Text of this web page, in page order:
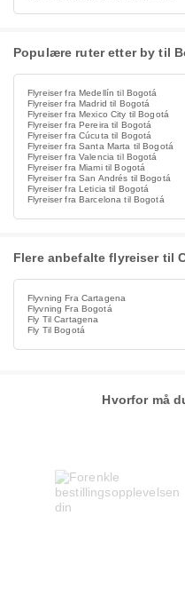
Populære ruter etter by til
Flyreiser fra Medellín til Bogotá
Flyreiser fra Madrid til Bogotá
Flyreiser fra Mexico City til Bogotá
Flyreiser fra Pereira til Bogotá
Flyreiser fra Cúcuta til Bogotá
Flyreiser fra Santa Marta til Bogotá
Flyreiser fra Valencia til Bogotá
Flyreiser fra Miami til Bogotá
Flyreiser fra San Andrés til Bogotá
Flyreiser fra Leticia til Bogotá
Flyreiser fra Barcelona til Bogotá
Flere anbefalte flyreiser til
Flyvning Fra Cartagena
Flyvning Fra Bogotá
Fly Til Cartagena
Fly Til Bogotá
Hvorfor må